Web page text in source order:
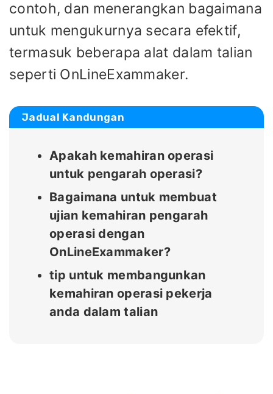
contoh, dan menerangkan bagaimana
untuk mengukurnya secara efektif,
termasuk beberapa alat dalam talian
seperti OnLineExammaker.
Jadual Kandungan
Apakah kemahiran operasi
untuk pengarah operasi?
Bagaimana untuk membuat
ujian kemahiran pengarah
operasi dengan
OnLineExammaker?
tip untuk membangunkan
kemahiran operasi pekerja
anda dalam talian